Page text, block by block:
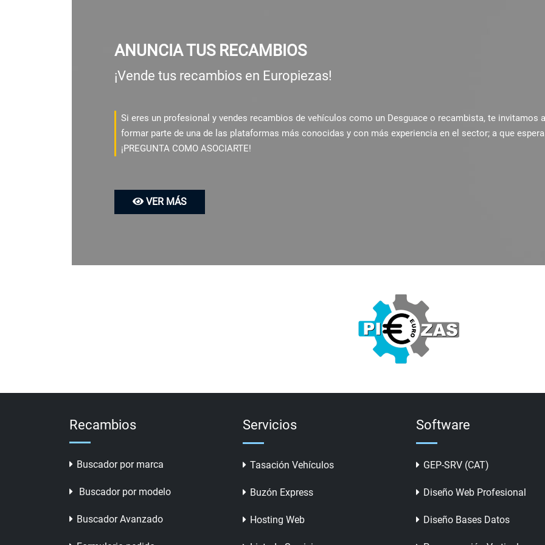
ANUNCIA TUS RECAMBIOS
¡Vende tus recambios en Europiezas!
Si eres un profesional y vendes recambios de vehículos como un Desguace o recambista, te invitamos a
formar parte de una de las plataformas más conocidas y con más experiencia en el sector; a que
¡PREGUNTA COMO ASOCIARTE!
VER MÁS
Recambios
Buscador por marca
Buscador por modelo
Buscador Avanzado
Servicios
Tasación Vehículos
Buzón Express
Hosting Web
Software
GEP-SRV (CAT)
Diseño Web Profesional
Diseño Bases Datos